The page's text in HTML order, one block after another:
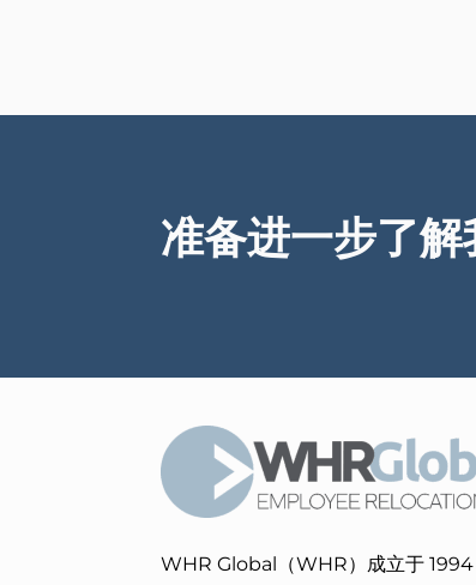
准备进一步了
WHR Global（WHR）成立于 1994